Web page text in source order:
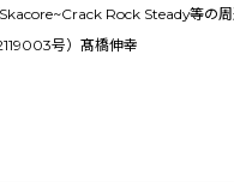
Rock Steady等の周
号）髙橋伸幸